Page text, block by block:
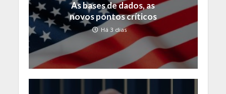
As bases de dados, as
novos pontos críticos
Há 3 dias